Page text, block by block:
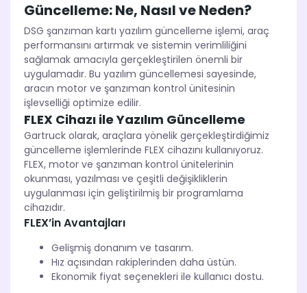
Güncelleme: Ne, Nasıl ve Neden?
DSG şanzıman kartı yazılım güncelleme işlemi, araç
performansını artırmak ve sistemin verimliliğini
sağlamak amacıyla gerçekleştirilen önemli bir
uygulamadır. Bu yazılım güncellemesi sayesinde,
aracın motor ve şanzıman kontrol ünitesinin
işlevselliği optimize edilir.
FLEX Cihazı ile Yazılım Güncelleme
Gartruck olarak, araçlara yönelik gerçekleştirdiğimiz
güncelleme işlemlerinde FLEX cihazını kullanıyoruz.
FLEX, motor ve şanzıman kontrol ünitelerinin
okunması, yazılması ve çeşitli değişikliklerin
uygulanması için geliştirilmiş bir programlama
cihazıdır.
FLEX’in Avantajları
Gelişmiş donanım ve tasarım.
Hız açısından rakiplerinden daha üstün.
Ekonomik fiyat seçenekleri ile kullanıcı dostu.